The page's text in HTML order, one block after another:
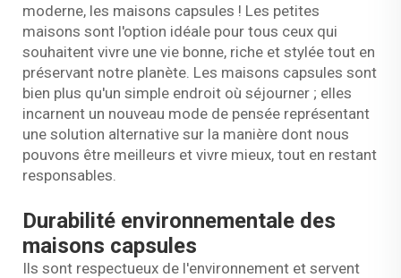
moderne, les maisons capsules ! Les petites
maisons sont l'option idéale pour tous ceux qui
souhaitent vivre une vie bonne, riche et stylée tout en
préservant notre planète. Les maisons capsules sont
bien plus qu'un simple endroit où séjourner ; elles
incarnent un nouveau mode de pensée représentant
une solution alternative sur la manière dont nous
pouvons être meilleurs et vivre mieux, tout en restant
responsables.
Durabilité environnementale des
maisons capsules
Ils sont respectueux de l'environnement et servent